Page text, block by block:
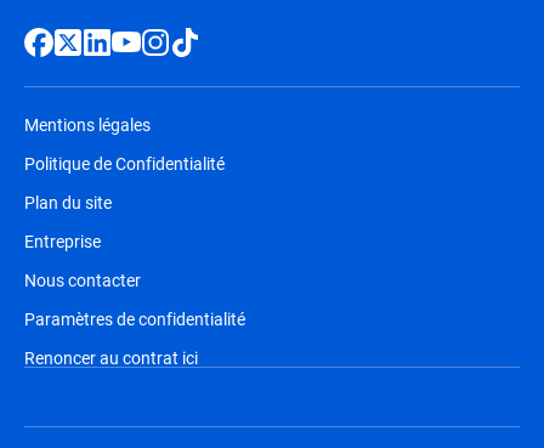
Mentions légales
Politique de Confidentialité
Plan du site
Entreprise
Nous contacter
Paramètres de confidentialité
Renoncer au contrat ici